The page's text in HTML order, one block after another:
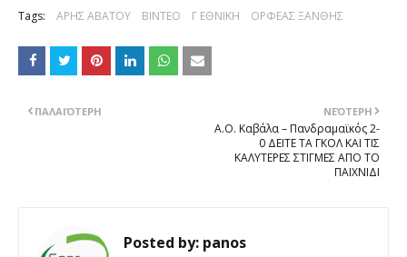
Tags: ΑΡΗΣ ΑΒΑΤΟΥ ΒΙΝΤΕΟ Γ ΕΘΝΙΚΗ ΟΡΦΕΑΣ ΞΑΝΘΗΣ
ΝΕΌΤΕΡΗ
Α.Ο. Καβάλα – Πανδραμαϊκός 2-
0 ΔΕΙΤΕ ΤΑ ΓΚΟΛ ΚΑΙ ΤΙΣ
ΚΑΛΥΤΕΡΕΣ ΣΤΙΓΜΕΣ ΑΠΟ ΤΟ
ΠΑΙΧΝΙΔΙ
ΠΑΛΑΙΌΤΕΡΗ
Posted by: panos